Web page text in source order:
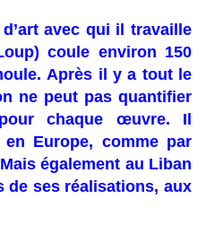
avec qui il travaille
coule environ 150
Après il y a tout le
ne peut pas quantifier
chaque œuvre. Il
Europe, comme par
également au Liban
de ses réalisations, aux